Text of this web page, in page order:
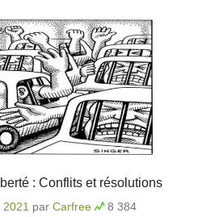
: Conflits et résolutions
par Carfree
8 384